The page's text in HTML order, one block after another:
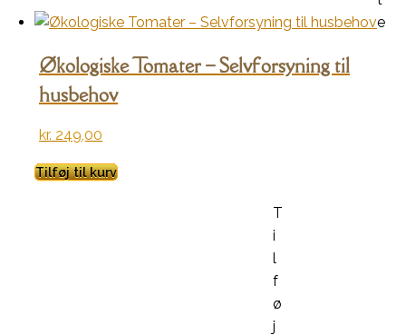
e
Økologiske Tomater – Selvforsyning til
husbehov
kr. 249,00
Tilføj til kurv
T
i
l
f
ø
j